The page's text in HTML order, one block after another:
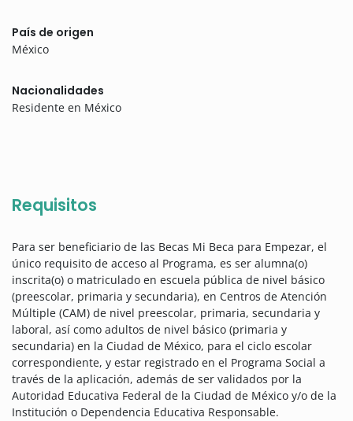
País de origen
México
Nacionalidades
Residente en México
Requisitos
Para ser beneficiario de las Becas Mi Beca para Empezar, el
único requisito de acceso al Programa, es ser alumna(o)
inscrita(o) o matriculado en escuela pública de nivel básico
(preescolar, primaria y secundaria), en Centros de Atención
Múltiple (CAM) de nivel preescolar, primaria, secundaria y
laboral, así como adultos de nivel básico (primaria y
secundaria) en la Ciudad de México, para el ciclo escolar
correspondiente, y estar registrado en el Programa Social a
través de la aplicación, además de ser validados por la
Autoridad Educativa Federal de la Ciudad de México y/o de la
Institución o Dependencia Educativa Responsable.